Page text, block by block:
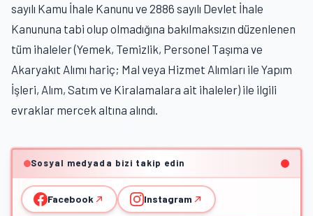
sayılı Kamu İhale Kanunu ve 2886 sayılı Devlet İhale
Kanununa tabi olup olmadığına bakılmaksızın düzenlenen
tüm ihaleler (Yemek, Temizlik, Personel Taşıma ve
Akaryakıt Alımı hariç; Mal veya Hizmet Alımları ile Yapım
İşleri, Alım, Satım ve Kiralamalara ait ihaleler) ile ilgili
evraklar mercek altına alındı.
Sosyal medyada bizi takip edin
Facebook Instagram